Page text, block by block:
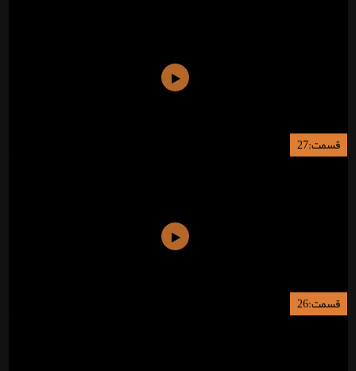
قسمت:27
قسمت:26